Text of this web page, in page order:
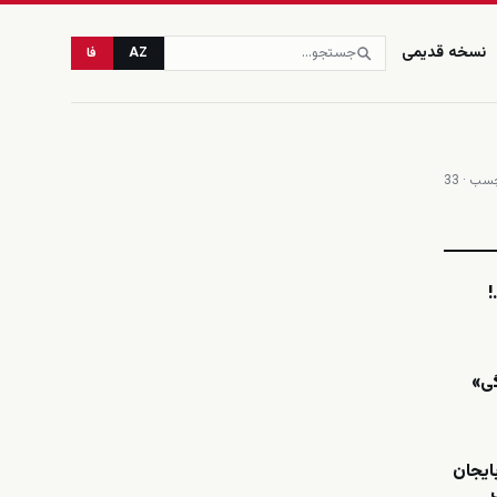
نسخه قدیمی AZ فا
· 33